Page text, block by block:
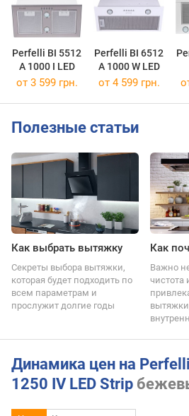
Perfelli BI 5512
A 1000 I LED
Perfelli BI 6512
A 1000 W LED
от 3 599 грн. от 4 599 грн.
Полезные статьи
Как выбрать вытяжку
Секреты выбора вытяжки,
которая будет подходить по
всем параметрам и
прослужит долгие годы
Важно
чистота
Динамика цен на
1250 IV LED Strip